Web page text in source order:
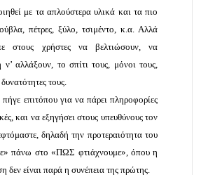
με τα απλούστερα υλικά και τα πιο
πέτρες, ξύλο, τσιμέντο, κ.α. Αλλά
στους χρήστες να βελτιώσουν, να
αλλάξουν, το σπίτι τους, μόνοι τους,
τους.
επιτόπου για να πάρει πληροφορίες
και να εξηγήσει στους υπευθύνους τον
δηλαδή την προτεραιότητα του
πάνω στο «ΠΩΣ φτιάχνουμε», όπου η
δεν είναι παρά η συνέπεια της πρώτης.